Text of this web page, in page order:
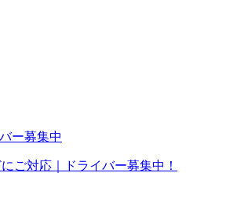
ご対応｜ドライバー募集中！